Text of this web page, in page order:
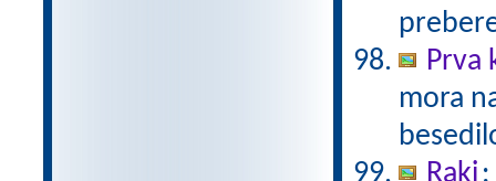
Prva
mora
Raki